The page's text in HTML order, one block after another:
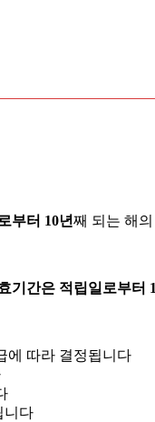
부터 10년째 되는 해
기간은 적립일로부터
에 따라 결정됩니다
니다